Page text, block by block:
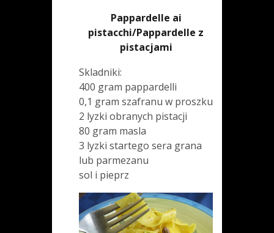
Pappardelle ai
pistacchi/Pappardelle z
pistacjami
Skladniki:
400 gram pappardelli
0,1 gram szafranu w proszku
2 lyzki obranych pistacji
80 gram masla
3 lyzki startego sera grana
lub parmezanu
sol i pieprz